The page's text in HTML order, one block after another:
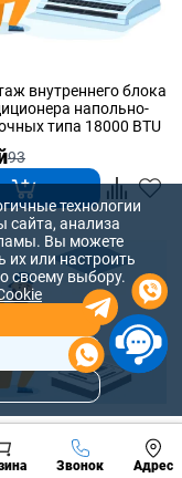
внутреннего блока
напольно-
типа 18000 BTU
93
внутреннего блока
кассетного
Звонок Адрес
Позвонить
разделы
технологии
сайта, анализа
Вы можете
их или настроить
своему выбору.